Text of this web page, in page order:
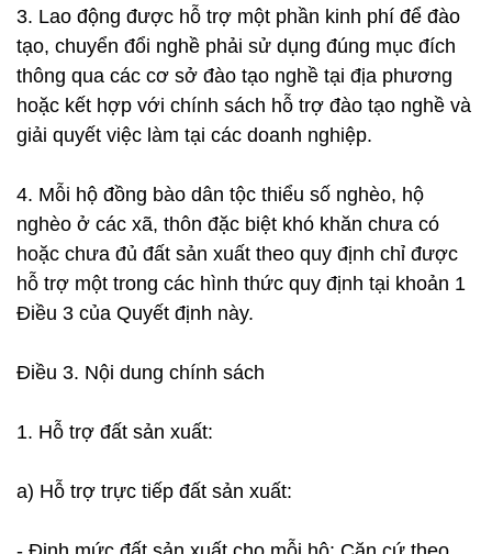
3. Lao động được hỗ trợ một phần kinh phí để đào
tạo, chuyển đổi nghề phải sử dụng đúng mục đích
thông qua các cơ sở đào tạo nghề tại địa phương
hoặc kết hợp với chính sách hỗ trợ đào tạo nghề và
giải quyết việc làm tại các doanh nghiệp.
4. Mỗi hộ đồng bào dân tộc thiểu số nghèo, hộ
nghèo ở các xã, thôn đặc biệt khó khăn chưa có
hoặc chưa đủ đất sản xuất theo quy định chỉ được
hỗ trợ một trong các hình thức quy định tại khoản 1
Điều 3 của Quyết định này.
Điều 3. Nội dung chính sách
1. Hỗ trợ đất sản xuất:
a) Hỗ trợ trực tiếp đất sản xuất: